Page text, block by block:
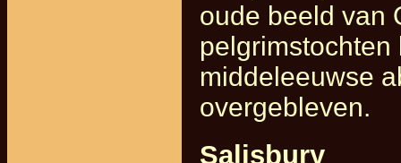
oude beeld van
middeleeuwse
overgebleven.
Salisbury